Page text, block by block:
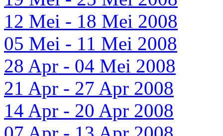
12 Mei - 18 Mei 2008
05 Mei - 11 Mei 2008
28 Apr - 04 Mei 2008
21 Apr - 27 Apr 2008
14 Apr - 20 Apr 2008